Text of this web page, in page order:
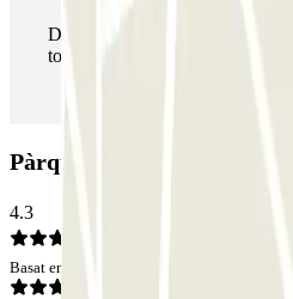
Durant la teva estada podràs
totes les vegades que vulguis.
Pàrquing QUICK - Lodi
4.3
Basat en 51 opinions